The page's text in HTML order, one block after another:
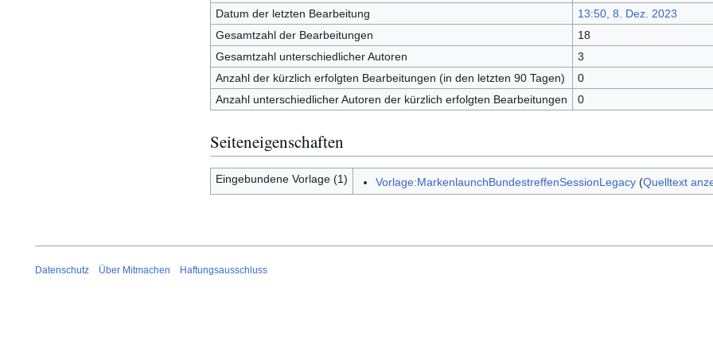
Datum der letzten Bearbeitung
13:50, 8. Dez. 2023
Gesamtzahl der Bearbeitungen
18
Gesamtzahl unterschiedlicher Autoren
3
Anzahl der kürzlich erfolgten Bearbeitungen (in den letzten 90 Tagen)
0
Anzahl unterschiedlicher Autoren der kürzlich erfolgten Bearbeitungen
0
Seiteneigenschaften
Eingebundene Vorlage (1) Vorlage:MarkenlaunchBundestreffenSessionLegacy(Quelltext
Datenschutz Über Mitmachen Haftungsausschluss